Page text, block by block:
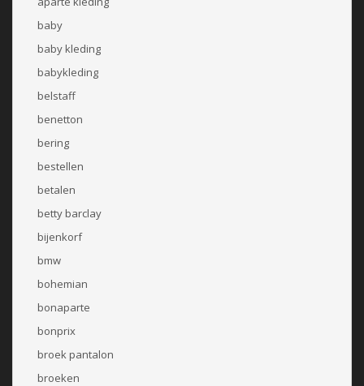
baby
baby kleding
babykleding
belstaff
benetton
bering
bestellen
betalen
betty barclay
bijenkorf
bmw
bohemian
bonaparte
bonprix
broek pantalon
broeken